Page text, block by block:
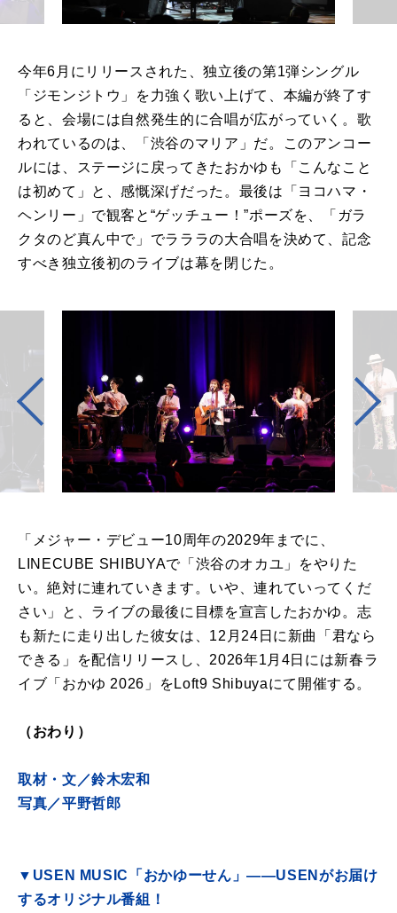
今年6月にリリースされた、独立後の第1弾シングル
「ジモンジトウ」を力強く歌い上げて、本編が終了す
ると、会場には自然発生的に合唱が広がっていく。歌
われているのは、「渋谷のマリア」だ。このアンコー
ルには、ステージに戻ってきたおかゆも「こんなこと
は初めて」と、感慨深げだった。最後は「ヨコハマ・
ヘンリー」で観客と“ゲッチュー！”ポーズを、「ガラ
クタのど真ん中で」でラララの大合唱を決めて、記念
すべき独立後初のライブは幕を閉じた。
「メジャー・デビュー10周年の2029年までに、
LINECUBE SHIBUYAで「渋谷のオカユ」をやりた
い。絶対に連れていきます。いや、連れていってくだ
さい」と、ライブの最後に目標を宣言したおかゆ。志
も新たに走り出した彼女は、12月24日に新曲「君なら
できる」を配信リリースし、2026年1月4日には新春ラ
イブ「おかゆ 2026」をLoft9 Shibuyaにて開催する。
（おわり）
取材・文／鈴木宏和
写真／平野哲郎
▼USEN MUSIC「おかゆーせん」――USENがお届け
するオリジナル番組！